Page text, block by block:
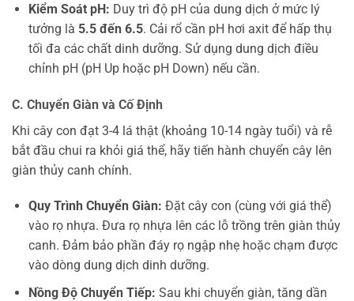
Kiểm Soát pH: Duy trì độ pH của dung dịch ở mức lý
tưởng là 5.5 đến 6.5. Cải rổ cần pH hơi axit để hấp thụ
tối đa các chất dinh dưỡng. Sử dụng dung dịch điều
chỉnh pH (pH Up hoặc pH Down) nếu cần.
C. Chuyển Giàn và Cố Định
Khi cây con đạt 3-4 lá thật (khoảng 10-14 ngày tuổi) và rễ
bắt đầu chui ra khỏi giá thể, hãy tiến hành chuyển cây lên
giàn thủy canh chính.
Quy Trình Chuyển Giàn: Đặt cây con (cùng với giá thể)
vào rọ nhựa. Đưa rọ nhựa lên các lỗ trồng trên giàn thủy
canh. Đảm bảo phần đáy rọ ngập nhẹ hoặc chạm được
vào dòng dung dịch dinh dưỡng.
Nồng Độ Chuyển Tiếp: Sau khi chuyển giàn, tăng dần